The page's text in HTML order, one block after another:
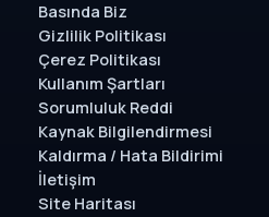
Basında Biz
Gizlilik Politikası
Çerez Politikası
Kullanım Şartları
Sorumluluk Reddi
Kaynak Bilgilendirmesi
Kaldırma / Hata Bildirimi
İletişim
Site Haritası